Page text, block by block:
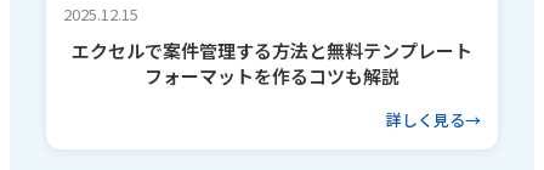
2025.12.15
エクセルで案件管理する方法と無料テンプレート
フォーマットを作るコツも解説
詳しく見る